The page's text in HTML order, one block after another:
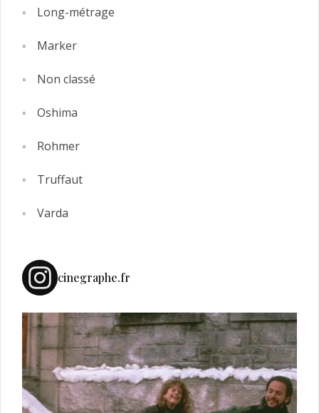
Long-métrage
Marker
Non classé
Oshima
Rohmer
Truffaut
Varda
cinegraphe.fr